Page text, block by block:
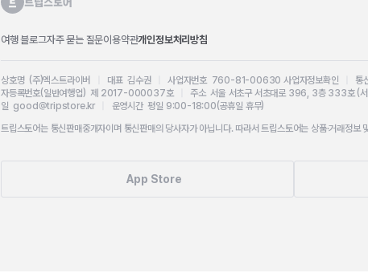
여행 블로그자주 묻는 질문이용약관개인정보처리방침
상호명 (주)엑스트라이버 대표 김수권 |사업자번호 760-81-00630 사업자정보확인 통
자등록번호(일반여행업) 제 2017-000037호| 주소 서울 서초구 서초대로 396, 3층 333호 (서
일 good@tripstore.kr
운영시간 평일 9:00-18:00(공휴일 휴무)
트립스토어는 통신판매중개자이며 통신판매의 당사자가 아닙니다. 따라서 트립스토어는 상품·거래정보
App Store